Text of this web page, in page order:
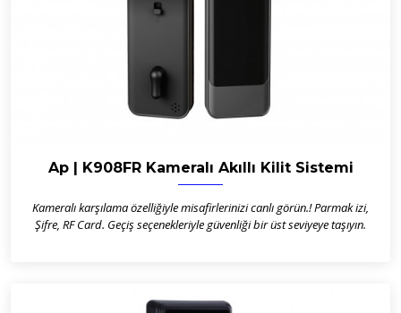
Ap | K908FR Kameralı Akıllı Kilit Sistemi
Kameralı karşılama özelliğiyle misafirlerinizi canlı görün.! Parmak izi,
Şifre, RF Card. Geçiş seçenekleriyle güvenliği bir üst seviyeye taşıyın.